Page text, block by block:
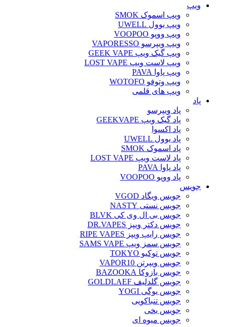
ویپ‌
ویپ اسموک SMOK
ویپ یوول UWELL
ویپ ووپو VOOPOO
ویپ ویپرسو VAPORESSO
ویپ گیک ویپ GEEK VAPE
ویپ لاست ویپ LOST VAPE
ویپ پاوا PAVA
ویپ وتوفو WOTOFO
ویپ های قلمی
پاد
پاد ویپرسو
پاد گیک ویپ GEEKVAPE
پاد اکسوا
پاد یوول UWELL
پاد اسموک SMOK
پاد لاست ویپ LOST VAPE
پاد پاوا PAVA
پاد ووپو VOOPOO
جویس‌
جویس ویگاد VGOD
جویس نستی NASTY
جویس بی ال وی کی BLVK
جویس دکتر ویپز DR.VAPES
جویس رایپ ویپز RIPE VAPES
جویس سمز ویپ SAMS VAPE
جویس توکیو TOKYO
جویس ویپرتن VAPOR10
جویس بازوکا BAZOOKA
جویس گلدلیف GOLDLAEF
جویس یوگی YOGI
جویس تنباکویی
جویس یخی
جویس میوه ای